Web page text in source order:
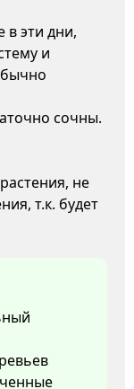
эти дни,
и
сочны.
не
т.к. будет